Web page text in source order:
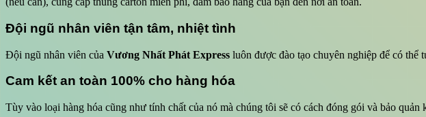
Đội ngũ nhân viên tận tâm, nhiệt tình
Đội ngũ nhân viên của Vương Nhất Phát Express luôn được đào tạo chuyên nghiệp để có thể
Cam kết an toàn 100% cho hàng hóa
Tùy vào loại hàng hóa cũng như tính chất của nó mà chúng tôi sẽ có cách đóng gói và bảo